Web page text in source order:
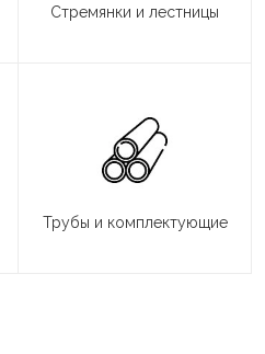
Стремянки и лестницы
Трубы и комплектующие